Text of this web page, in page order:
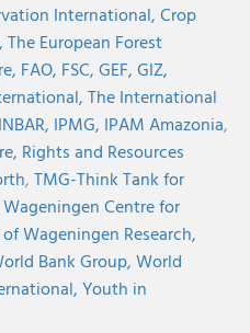
International,Crop
The European Forest
FAO, FSC,GEF,GIZ,
The International
INBAR, IPMG, IPAM Amazonia,
Rights and Resources
,TMG-Think Tank for
Wageningen Centre for
Wageningen Research,
Bank Group,World
Youth in